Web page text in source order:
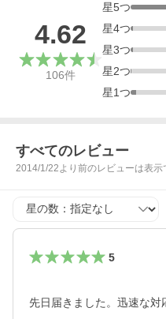
4.62
106件
星5つ
星4つ
星3つ
星2つ
星1つ
すべてのレビュー
2014/1/22より前のレビューは表示
星の数
5
先日届きました。迅速な対